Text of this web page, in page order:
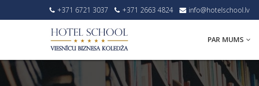
+371 6721 3037 +371 2663 4824 info@hotelschool.lv
PAR MUMS